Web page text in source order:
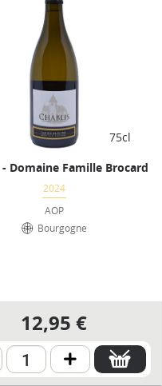
75cl
Domaine Famille Brocard
2024
AOP
Bourgogne
12,95 €